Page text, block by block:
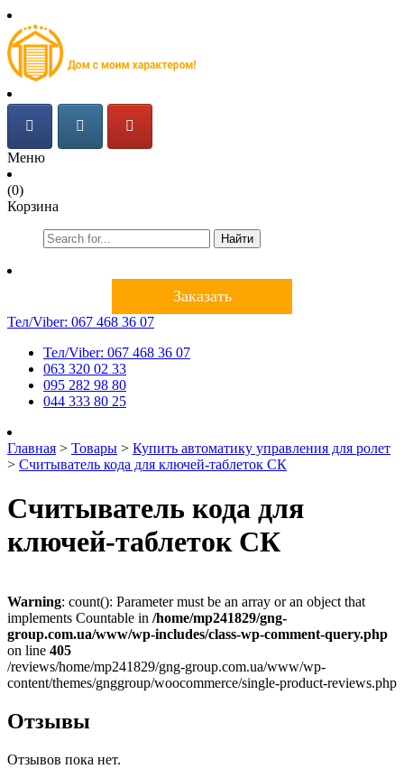
Меню
(0)
Корзина
Найти
Заказать
Тел/Viber: 067 468 36 07
Тел/Viber: 067 468 36 07
063 320 02 33
095 282 98 80
044 333 80 25
Главная > Товары > Купить автоматику управления для ролет
> Считыватель кода для ключей-таблеток СК
Считыватель кода для
ключей-таблеток СК
Warning: count(): Parameter must be an array or an object that
implements Countable in /home/mp241829/gng-
group.com.ua/www/wp-includes/class-wp-comment-query.php
on line 405
/reviews/home/mp241829/gng-group.com.ua/www/wp-
content/themes/gnggroup/woocommerce/single-product-reviews.php
Отзывы
Отзывов пока нет.